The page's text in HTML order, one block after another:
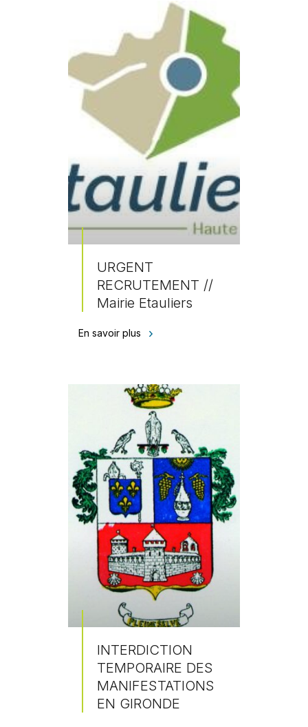
URGENT
RECRUTEMENT //
Mairie Etauliers
En savoir plus
INTERDICTION
TEMPORAIRE DES
MANIFESTATIONS
EN GIRONDE